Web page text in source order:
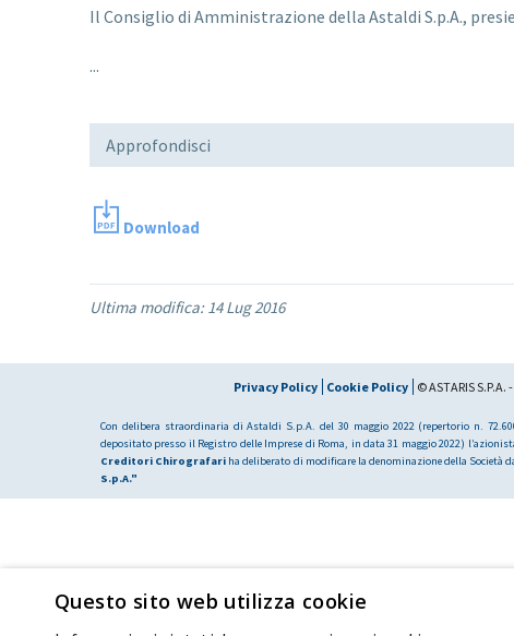
Il Consiglio di Amministrazione della Astaldi S.p.A.,
...
Approfondisci
Download
Ultima modifica: 14 Lug 2016
Privacy Policy Cookie Policy © ASTARIS S.P.A.
Con delibera straordinaria di Astaldi S.p.A. del 30 maggio 2022 (repertorio n.
depositato presso il Registro delle Imprese di Roma, in data 31 maggio 2022)
Creditori Chirografari ha deliberato di modificare la denominazione della Società
S.p.A."
Questo sito web utilizza cookie